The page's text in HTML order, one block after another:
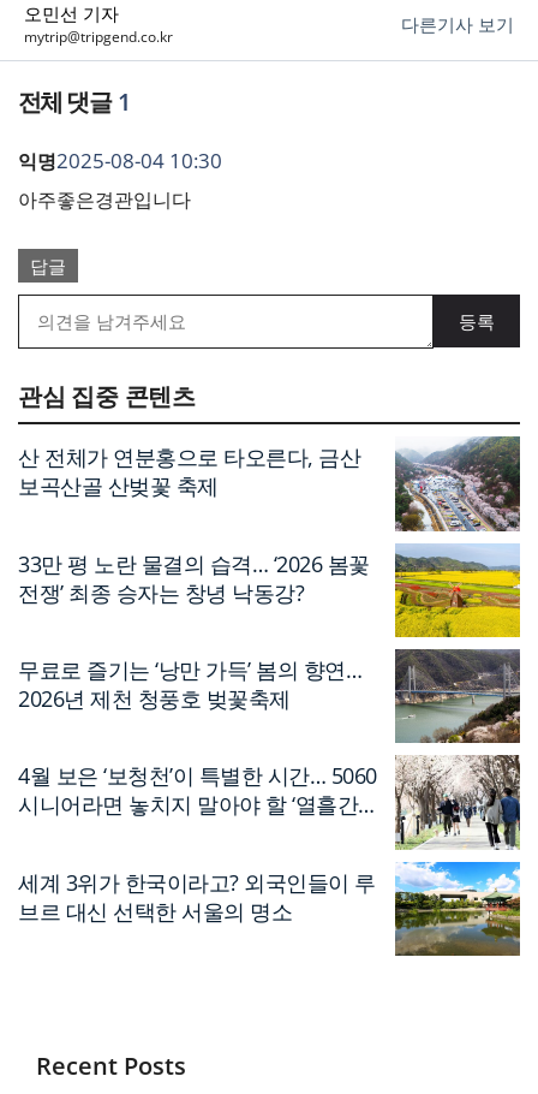
오민선 기자
mytrip@tripgend.co.kr
다른기사 보기
1
익명2025-08-04 10:30
아주좋은경관입니다
답글
관심 집중 콘텐츠
산 전체가 연분홍으로 타오른다, 금산
보곡산골 산벚꽃 축제
33만 평 노란 물결의 습격… ‘2026 봄꽃
전쟁’ 최종 승자는 창녕 낙동강?
무료로 즐기는 ‘낭만 가득’ 봄의 향연…
2026년 제천 청풍호 벚꽃축제
4월 보은 ‘보청천’이 특별한 시간… 5060
시니어라면 놓치지 말아야 할 ‘열흘간의
세계 3위가 한국이라고? 외국인들이 루
브르 대신 선택한 서울의 명소
Recent Posts